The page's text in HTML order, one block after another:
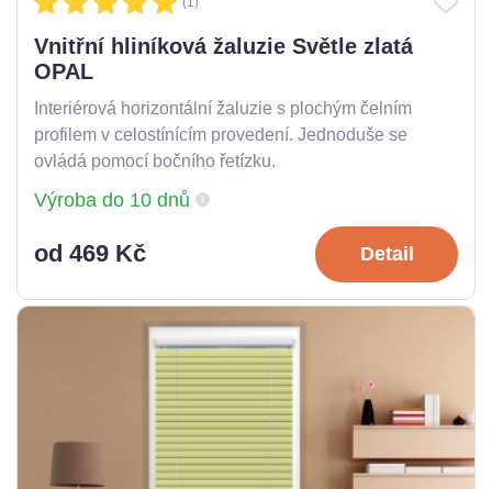
Vnitřní hliníková žaluzie Světle zlatá
OPAL
Interiérová horizontální žaluzie s plochým čelním
profilem v celostínícím provedení. Jednoduše se
ovládá pomocí bočního řetízku.
Výroba do 10 dnů
od 469 Kč Detail